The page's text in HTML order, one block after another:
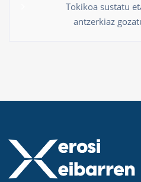
Tokikoa sustatu
antzerkiaz